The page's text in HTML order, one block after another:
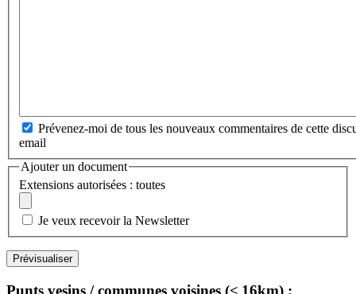
Prévenez-moi de tous les nouveaux commentaires de cette
email
Ajouter un document
Extensions autorisées : toutes
Je veux recevoir la Newsletter
Punts vesins / communes voisines (≤ 16km) :